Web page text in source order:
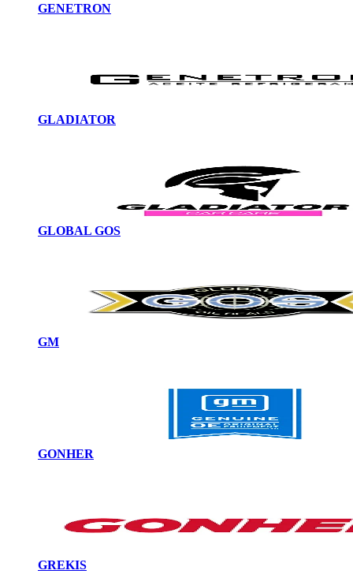
GENETRON
GLADIATOR
GLOBAL GOS
GM
GONHER
GREKIS